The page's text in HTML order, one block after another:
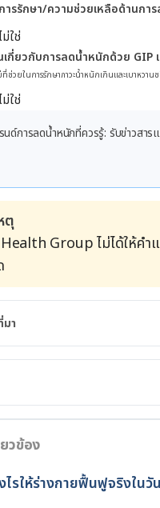
รรักษา/ความช่วยเหลือด้านกา
ม่ใช่
กี่ยวกับการลดน้ำหนักด้วย GIP
วยในการรักษาภาวะน้ำหนักเกินและเบาหวา
ม่ใช่
นด์การลดน้ำหนักที่ควรรู้: รับข่าวสา
ตุ
Group ไม่ได้ให้คำ
า
May Be the Cause of
Why Sleeping On Your
2021
ย พลอย วงษ์วิไล
อบความถูกต้องของข้อมูลโดย
วข้อง
รให้ร่างกายฟื้นฟูจริงในวั